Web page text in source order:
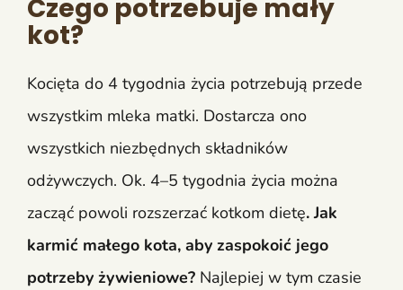
Czego potrzebuje mały
kot?
Kocięta do 4 tygodnia życia potrzebują przede
wszystkim mleka matki. Dostarcza ono
wszystkich niezbędnych składników
odżywczych. Ok. 4–5 tygodnia życia można
zacząć powoli rozszerzać kotkom dietę. Jak
karmić małego kota, aby zaspokoić jego
potrzeby żywieniowe? Najlepiej w tym czasie